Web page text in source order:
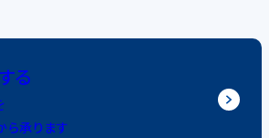
る
ら承ります